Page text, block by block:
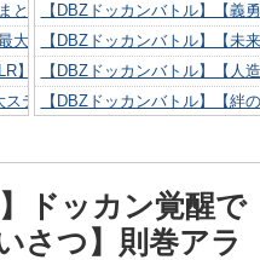
とめ！
大ステータスまとめ！
】LV最大ステータスまとめ！
ステータスまとめ！
スまとめ！
め！
まとめ！
【DBZドッカンバトル】【義
【DBZドッカンバトル】【未
【DBZドッカンバトル】【人
【DBZドッカンバトル】【絆
【DBZドッカンバトル】【技
【DBZドッカンバトル】【新
ドッカン覚醒で
さつ】則巻アラ